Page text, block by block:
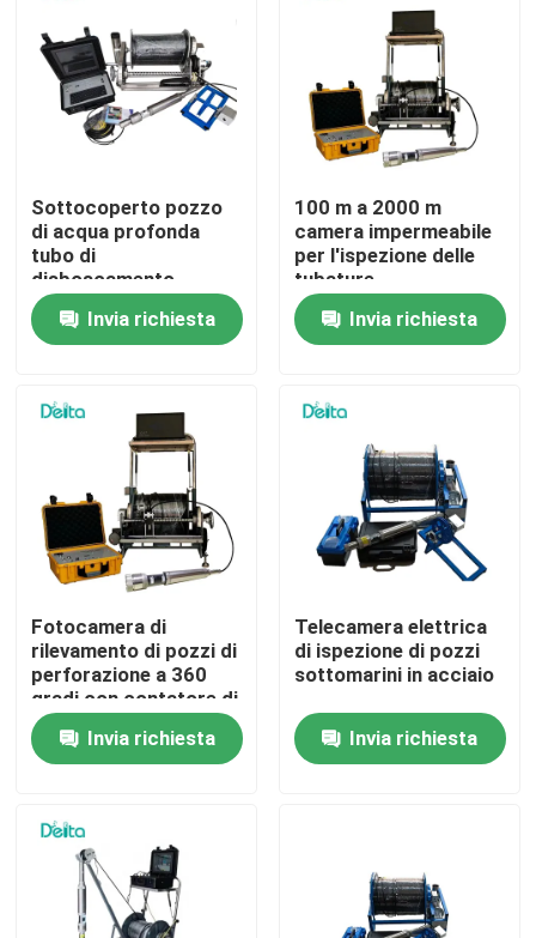
Casa.
Prodotti
Visita alla fabbrica
Controllo della qualità
Contattaci
Apparecchiatura di collaudo elettrica
Attrezzature per prove antincendio
Sottocoperto pozzo
di acqua profonda
tubo di
disboscamento
impermeabile
ispezione camera di
perforazione
Invia richiesta
100 m a 2000 m
camera impermeabile
per l'ispezione delle
tubature
Invia richiesta
Fotocamera di
rilevamento di pozzi di
perforazione a 360
gradi con contatore di
profondità
Invia richiesta
Telecamera elettrica
di ispezione di pozzi
sottomarini in acciaio
Invia richiesta